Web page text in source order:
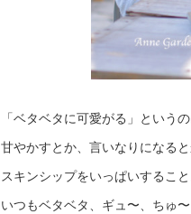
「ベタベタに可愛がる」というの
甘やかすとか、言いなりになる
スキンシップをいっぱいすること
いつもベタベタ、ギュ〜、ちゅ〜